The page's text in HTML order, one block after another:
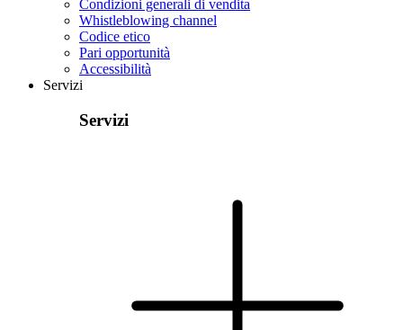
Condizioni generali di vendita
Whistleblowing channel
Codice etico
Pari opportunità
Accessibilità
Servizi
Servizi